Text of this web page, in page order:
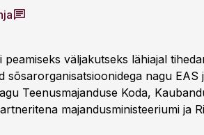
väljakutseks lähiajal
nagu EAS
Teenusmajanduse Koda,
majandusministeeriumi ja